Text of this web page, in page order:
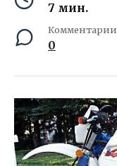
7 мин.
Комментарии
0